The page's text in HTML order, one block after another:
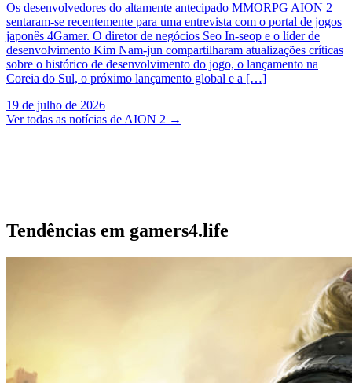
Os desenvolvedores do altamente antecipado MMORPG AION 2
sentaram-se recentemente para uma entrevista com o portal de jogos
japonês 4Gamer. O diretor de negócios Seo In-seop e o líder de
desenvolvimento Kim Nam-jun compartilharam atualizações críticas
sobre o histórico de desenvolvimento do jogo, o lançamento na
Coreia do Sul, o próximo lançamento global e a […]
19 de julho de 2026
Ver todas as notícias de AION 2 →
Tendências em gamers4.life